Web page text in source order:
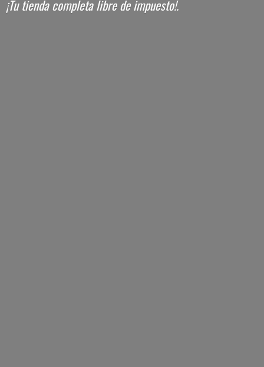
¡Tu tienda completa librede impuesto!.